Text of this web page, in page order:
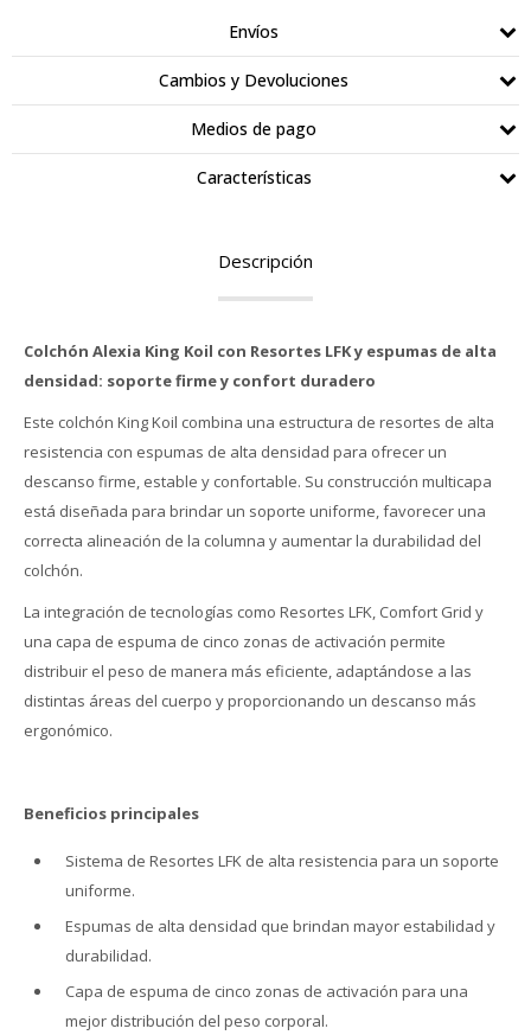
Envíos
Cambios y Devoluciones
Medios de pago
Características
Descripción
Colchón Alexia King Koil con Resortes LFK y espumas de alta
densidad: soporte firme y confort duradero
Este colchón King Koil combina una estructura de resortes de alta
resistencia con espumas de alta densidad para ofrecer un
descanso firme, estable y confortable. Su construcción multicapa
está diseñada para brindar un soporte uniforme, favorecer una
correcta alineación de la columna y aumentar la durabilidad del
colchón.
La integración de tecnologías como Resortes LFK, Comfort Grid y
una capa de espuma de cinco zonas de activación permite
distribuir el peso de manera más eficiente, adaptándose a las
distintas áreas del cuerpo y proporcionando un descanso más
ergonómico.
Beneficios principales
Sistema de Resortes LFK de alta resistencia para un soporte
uniforme.
Espumas de alta densidad que brindan mayor estabilidad y
durabilidad.
Capa de espuma de cinco zonas de activación para una
mejor distribución del peso corporal.